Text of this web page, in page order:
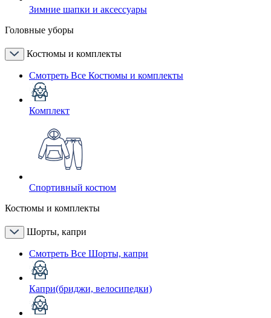
Зимние шапки и аксессуары
Головные уборы
Костюмы и комплекты
Смотреть Все Костюмы и комплекты
Комплект
Спортивный костюм
Костюмы и комплекты
Шорты, капри
Смотреть Все Шорты, капри
Капри(бриджи, велосипедки)